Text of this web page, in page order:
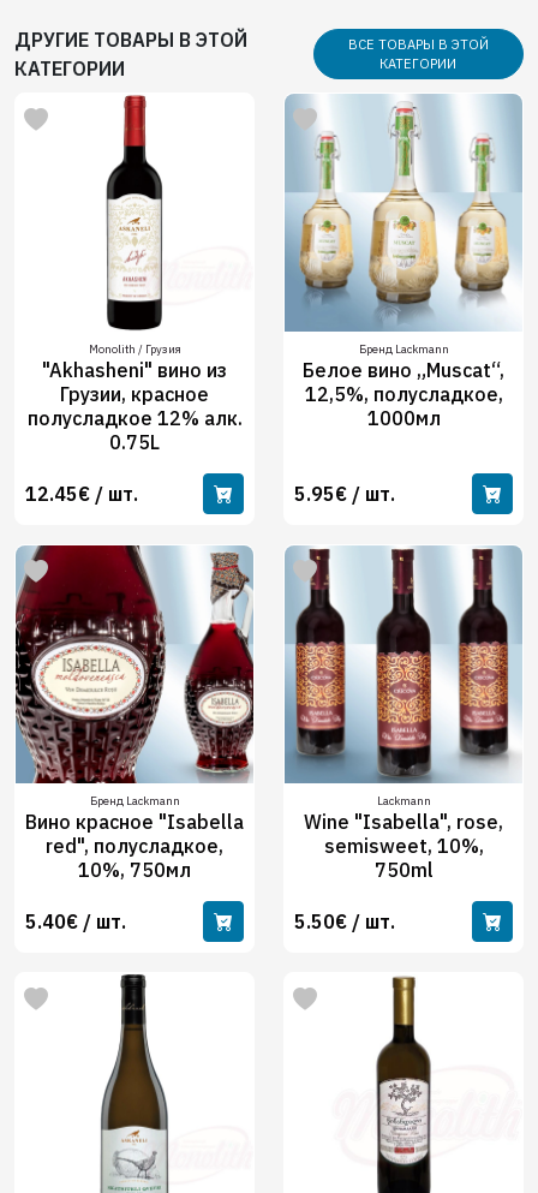
ДРУГИЕ ТОВАРЫ В ЭТОЙ
КАТЕГОРИИ
ВСЕ ТОВАРЫ В ЭТОЙ
КАТЕГОРИИ
Monolith / Грузия
"Akhasheni" вино из
Грузии, красное
полусладкое 12% алк.
0.75L
12.45€ / шт.
Бренд Lackmann
Белое вино „Muscat“,
12,5%, полусладкое,
1000мл
5.95€ / шт.
Бренд Lackmann
Вино красное "Isabella
red", полусладкое,
10%, 750мл
5.40€ / шт.
Lackmann
Wine "Isabella", rose,
semisweet, 10%,
750ml
5.50€ / шт.